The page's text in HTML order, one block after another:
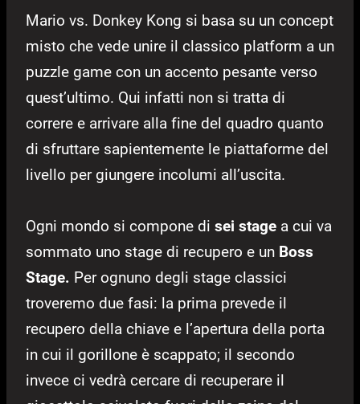
Mario vs. Donkey Kong si basa su un concept
misto che vede unire il classico platform a un
puzzle game con un accento pesante verso
quest’ultimo. Qui infatti non si tratta di
correre e arrivare alla fine del quadro quanto
di sfruttare sapientemente le piattaforme del
livello per giungere incolumi all’uscita.
Ogni mondo si compone di sei stage a cui va
sommato uno stage di recupero e un Boss
Stage. Per ognuno degli stage classici
troveremo due fasi: la prima prevede il
recupero della chiave e l’apertura della porta
in cui il gorillone è scappato; il secondo
invece ci vedrà cercare di recuperare il